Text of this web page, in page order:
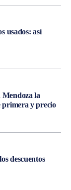
usados: así
Mendoza la
primera y precio
descuentos